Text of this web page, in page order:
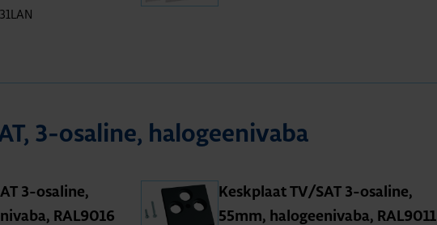
3-osa­line, halo­gee­ni­vaba
3-osa­line,
RAL9016
Kesk­plaat TV/SAT 3-osa­line,
55mm, halo­gee­ni­vaba, RAL9011